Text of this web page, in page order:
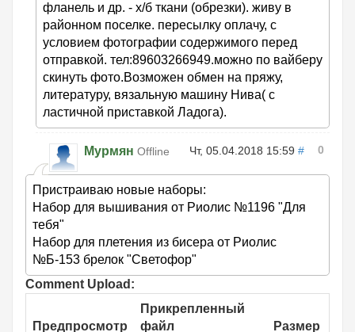
фланель и др. - х/б ткани (обрезки). живу в
районном поселке. пересылку оплачу, с
условием фотографии содержимого перед
отправкой. тел:89603266949.можно по вайберу
скинуть фото.Возможен обмен на пряжу,
литературу, вязальную машину Нива( с
ластичной приставкой Ладога).
Мурмян Offline Чт, 05.04.2018 15:59 # 0
Пристраиваю новые наборы:
Набор для вышивания от Риолис №1196 "Для
тебя"
Набор для плетения из бисера от Риолис
№Б-153 брелок "Светофор"
Comment Upload:
Предпросмотр
Прикрепленный
файл
Размер